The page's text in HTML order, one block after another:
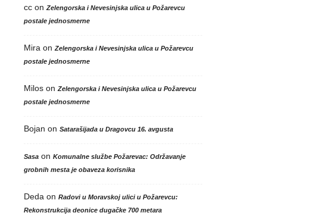
ccon Zelengorska i Nevesinjska ulica u Požarevcu
postale jednosmerne
Mira on Zelengorska i Nevesinjska ulica u Požarevcu
postale jednosmerne
Miloson Zelengorska i Nevesinjska ulica u Požarevcu
postale jednosmerne
Bojan on Satarašijada u Dragovcu 16. avgusta
Sasaon Komunalne službe Požarevac: Održavanje
grobnih mesta je obaveza korisnika
Deda on Radovi u Moravskoj ulici u Požarevcu:
Rekonstrukcija deonice dugačke 700 metara